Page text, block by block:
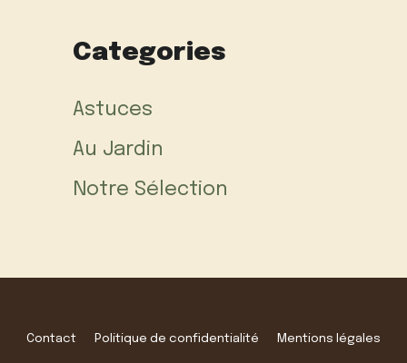
Categories
Astuces
Au Jardin
Notre Sélection
Contact Politique de confidentialité Mentions légales